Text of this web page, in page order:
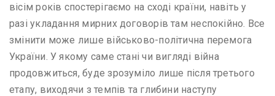
вісім років спостерігаємо на сході країни, навіть у
разі укладання мирних договорів там неспокійно. Все
змінити може лише військово-політична перемога
України. У якому саме стані чи вигляді війна
продовжиться, буде зрозуміло лише після третього
етапу, виходячи з темпів та глибини наступу